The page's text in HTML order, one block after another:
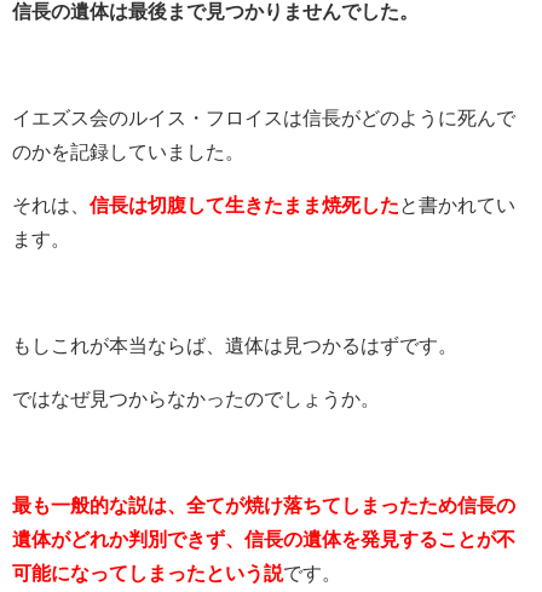
信長の遺体は最後まで見つかりませんでした。
イエズス会のルイス・フロイスは信長がどのように死んで
のかを記録していました。
それは、 信長は切腹して生きたまま焼死したと書かれてい
ます。
もしこれが本当ならば、遺体は見つかるはずです。
ではなぜ見つからなかったのでしょうか。
最も一般的な説は、全てが焼け落ちてしまったため信長の
遺体がどれか判別できず、信長の遺体を発見することが不
可能になってしまったという説です。